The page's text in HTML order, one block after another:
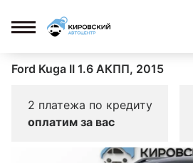
Ford Kuga II 1.6 АКПП, 2015
2 платежа по кредиту
оплатим за вас